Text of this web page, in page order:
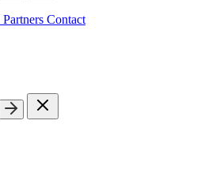
Partners Contact